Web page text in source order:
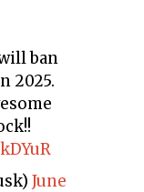
2025.
June